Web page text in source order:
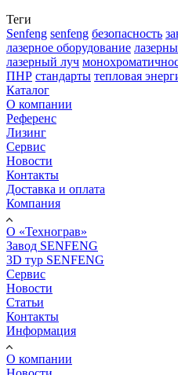
Теги
Senfeng senfeng безопасность
лазерное оборудование
лазерный луч
ПНР стандарты тепловая
Каталог
О компании
Референс
Лизинг
Сервис
Новости
Контакты
Доставка и оплата
Компания
О «Технограв»
Завод SENFENG
3D тур SENFENG
Сервис
Новости
Статьи
Контакты
Информация
О компании